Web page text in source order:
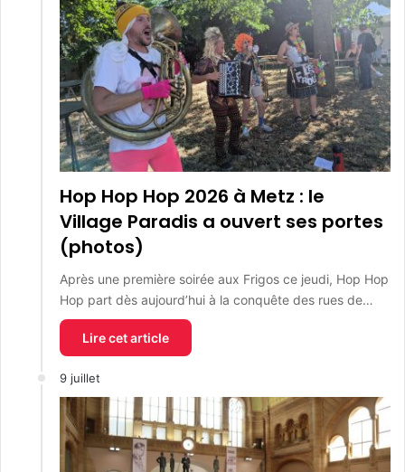
Hop Hop Hop 2026 à Metz : le
Village Paradis a ouvert ses portes
(photos)
Après une première soirée aux Frigos ce jeudi, Hop Hop
Hop part dès aujourd’hui à la conquête des rues de…
Lire cet article
9 juillet